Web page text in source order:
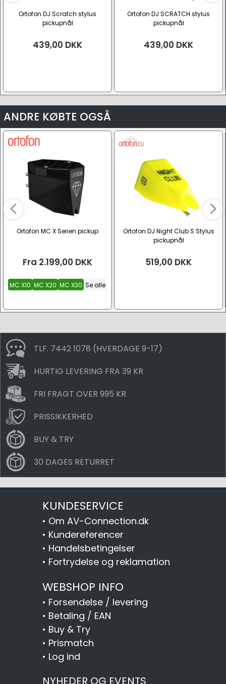
Ortofon DJ Scratch stylus
pickupnål
439,00 DKK
Ortofon DJ SCRATCH stylus
pickupnål
439,00 DKK
ANDRE KØBTE OGSÅ
Ortofon MC X Serien pickup
Fra 2.199,00 DKK
MC X10 MC X20 MC X30 Se alle
Ortofon DJ Night Club S Stylus
pickupnål
519,00 DKK
TLF. 7442 1078 (HVERDAGE 9-17)
HURTIG LEVERING FRA 39 KR
FRI FRAGT OVER 995 KR
PRISSIKKERHED
BUY & TRY
30 DAGES RETURRET
KUNDESERVICE
• Om AV-Connection.dk
• Kundereferencer
• Handelsbetingelser
• Fortrydelse og reklamation
WEBSHOP INFO
• Forsendelse / levering
• Betaling / EAN
• Buy & Try
• Prismatch
• Log ind
NYHEDER OG EVENTS